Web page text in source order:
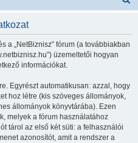
a „NetBiznisz” fórum (a továbbiakban
üzemeltetői hogyan
információkat.
Egyrészt automatikusan: azzal, hogy
hoz létre (kis szöveges állományok,
állományok könyvtárába). Ezen
melyek a fórum használatához
tárol az első két süti: a felhasználói
azonosítót, amit a rendszer a